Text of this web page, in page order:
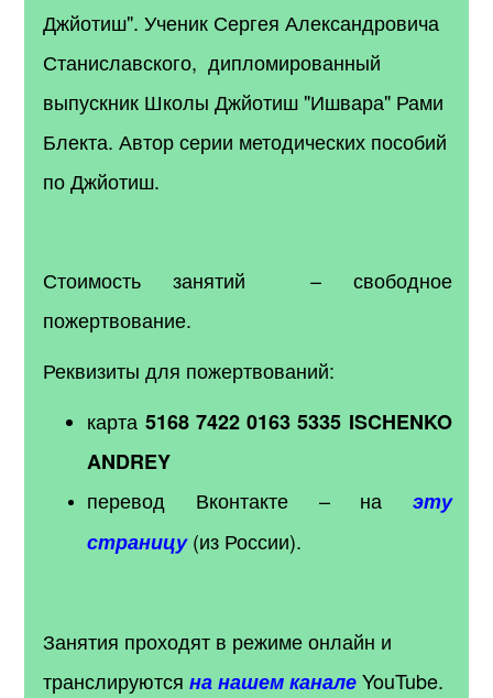
Джйотиш". Ученик Сергея Александровича
Станиславского, дипломированный
выпускник Школы Джйотиш "Ишвара" Рами
Блекта. Автор серии методических пособий
по Джйотиш.
Стоимость занятий – свободное
пожертвование.
Реквизиты для пожертвований:
карта 5168 7422 0163 5335 ISCHENKO
ANDREY
перевод Вконтакте – на эту
страницу(из России).
Занятия проходят в режиме онлайн и
транслируютсяна нашем каналеYouTube.